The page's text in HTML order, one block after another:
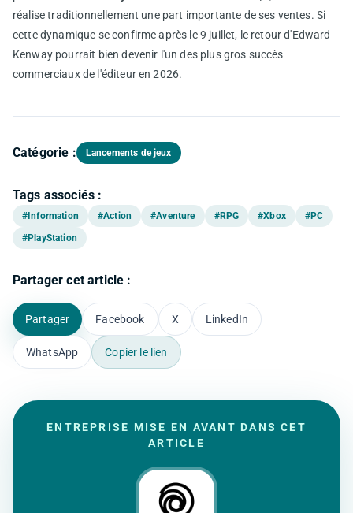
réalise traditionnellement une part importante de ses ventes. Si
cette dynamique se confirme après le 9 juillet, le retour d'Edward
Kenway pourrait bien devenir l'un des plus gros succès
commerciaux de l'éditeur en 2026.
Catégorie : Lancements de jeux
Tags associés :
#Information #Action #Aventure #RPG #Xbox
#PC
#PlayStation
Partager cet article :
Partager Facebook X LinkedIn
WhatsApp Copier le lien
ENTREPRISE MISE EN AVANT DANS CET
ARTICLE